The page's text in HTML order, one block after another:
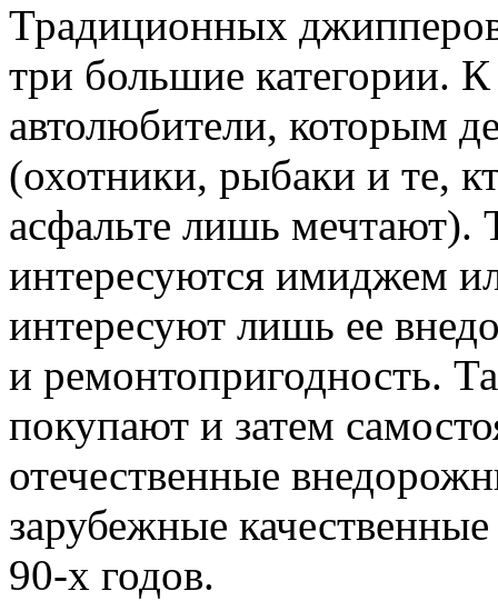
Традиционных
три большие категории. К
автолюбители, которым
(охотники, рыбаки и те,
асфальте лишь
интересуются имиджем
интересуют лишь ее
и ремонтопригодность.
покупают и затем
отечественные
зарубежные
90-х годов.